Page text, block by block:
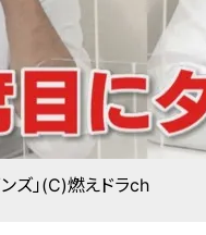
ズ」(C)燃えドラch